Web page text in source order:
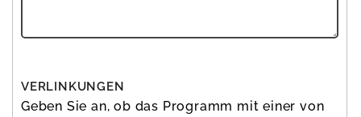
VERLINKUNGEN
Geben Sie an, ob das Programm mit einer von